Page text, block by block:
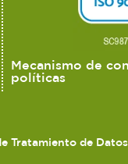
Mecanismo de
políticas
Tratamiento de Datos